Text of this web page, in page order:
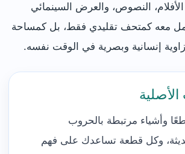
النصوص، والعرض السينمائي
معه كمتحف تقليدي فقط، بل كمساحة
إنسانية وبصرية في الوقت نفسه.
وأشياء مرتبطة بالحروب
وكل قطعة تساعدك على فهم